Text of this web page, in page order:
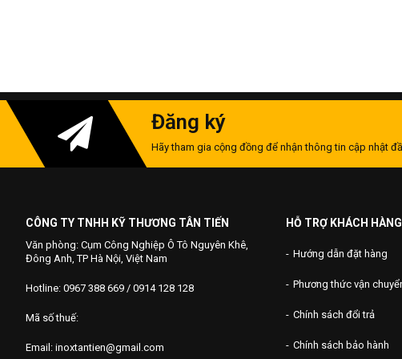
Đăng ký
Hãy tham gia cộng đồng để nhận thông tin cập nhật
CÔNG TY TNHH KỸ THƯƠNG TÂN TIẾN
Văn phòng: Cụm Công Nghiệp Ô Tô Nguyên Khê,
Đông Anh, TP Hà Nội, Việt Nam
Hotline: 0967 388 669 / 0914 128 128
Mã số thuế:
Email: inoxtantien@gmail.com
HỖ TRỢ KHÁCH HÀNG
Hướng dẫn đặt hàng
Phương thức vận
Chính sách đổi trả
Chính sách bảo hành